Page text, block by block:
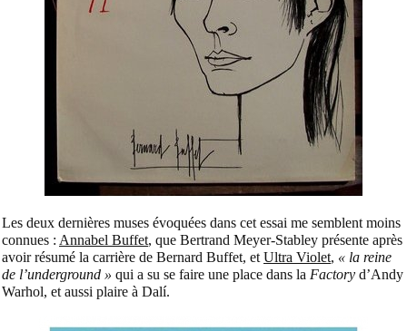
Les deux dernières muses évoquées dans cet essai me semblent moins
connues : Annabel Buffet, que Bertrand Meyer-Stabley présente après
avoir résumé la carrière de Bernard Buffet, et Ultra Violet, « la reine
de l’underground » qui a su se faire une place dans la Factory d’Andy
Warhol, et aussi plaire à Dalí.